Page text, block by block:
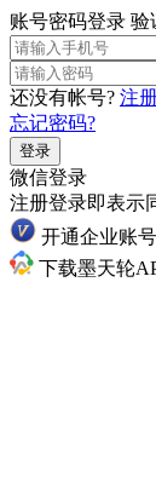
账号密码登录 验
还没有帐号? 注
忘记密码?
登录
微信登录
注册登录即表示
开通企业账号
下载墨天轮